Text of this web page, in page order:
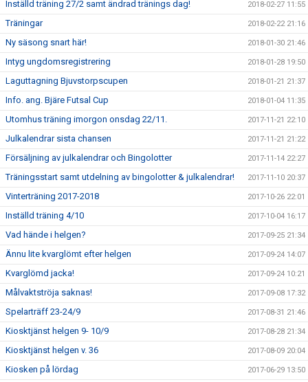
Inställd träning 27/2 samt ändrad tränings dag! 2018-02-27 11:55
Träningar 2018-02-22 21:16
Ny säsong snart här! 2018-01-30 21:46
Intyg ungdomsregistrering 2018-01-28 19:50
Laguttagning Bjuvstorpscupen 2018-01-21 21:37
Info. ang. Bjäre Futsal Cup 2018-01-04 11:35
Utomhus träning imorgon onsdag 22/11. 2017-11-21 22:10
Julkalendrar sista chansen 2017-11-21 21:22
Försäljning av julkalendrar och Bingolotter 2017-11-14 22:27
Träningsstart samt utdelning av bingolotter & julkalendrar! 2017-11-10 20:37
Vinterträning 2017-2018 2017-10-26 22:01
Inställd träning 4/10 2017-10-04 16:17
Vad hände i helgen? 2017-09-25 21:34
Ännu lite kvarglömt efter helgen 2017-09-24 14:07
Kvarglömd jacka! 2017-09-24 10:21
Målvaktströja saknas! 2017-09-08 17:32
Spelarträff 23-24/9 2017-08-31 21:46
Kiosktjänst helgen 9- 10/9 2017-08-28 21:34
Kiosktjänst helgen v. 36 2017-08-09 20:04
Kiosken på lördag 2017-06-29 13:50